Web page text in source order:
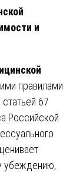
и
правилами
67
Российской
убеждению,